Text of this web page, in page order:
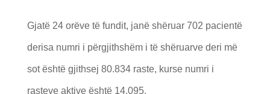
Gjatë 24 orëve të fundit, janë shëruar 702 pacientë
derisa numri i përgjithshëm i të shëruarve deri më
sot është gjithsej 80.834 raste, kurse numri i
rasteve aktive është 14.095.